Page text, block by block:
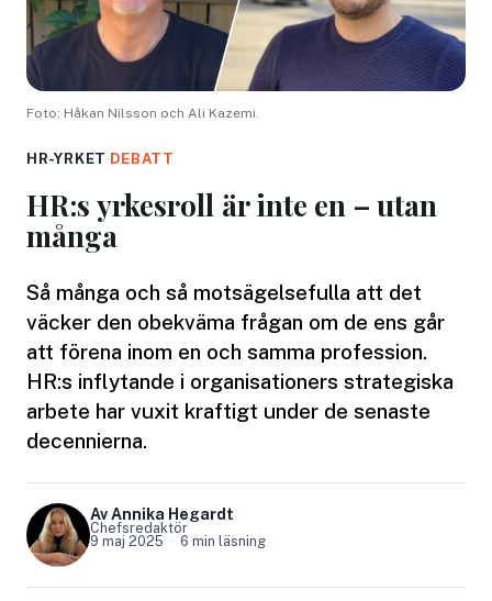
Foto: Håkan Nilsson och Ali Kazemi.
HR-YRKET · DEBATT
HR:s yrkesroll är inte en – utan
många
Så många och så motsägelsefulla att det
väcker den obekväma frågan om de ens går
att förena inom en och samma profession.
HR:s inflytande i organisationers strategiska
arbete har vuxit kraftigt under de senaste
decennierna.
Av Annika Hegardt
Chefsredaktör
9 maj 2025
6 min läsning